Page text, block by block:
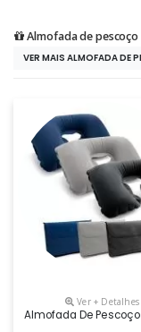
Almofada de
VER MAIS ALMOFADA DE
Ver + Detalhes
Almofada De Pescoço